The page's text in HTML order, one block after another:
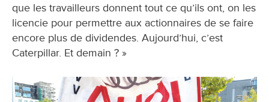
que les travailleurs donnent tout ce qu’ils ont, on les
licencie pour permettre aux actionnaires de se faire
encore plus de dividendes. Aujourd’hui, c’est
Caterpillar. Et demain ? »